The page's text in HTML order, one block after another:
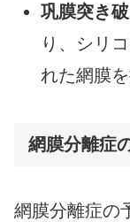
巩膜突き
り、シリ
れた網膜
網膜分離症
網膜分離症の